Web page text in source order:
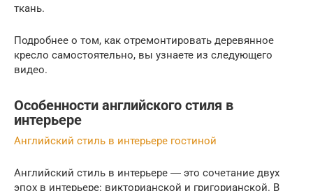
ткань.
Подробнее о том, как отремонтировать деревянное
кресло самостоятельно, вы узнаете из следующего
видео.
Особенности английского стиля в
интерьере
Английский стиль в интерьере гостиной
Английский стиль в интерьере ― это сочетание двух
эпох в интерьере: викторианской и григорианской. В